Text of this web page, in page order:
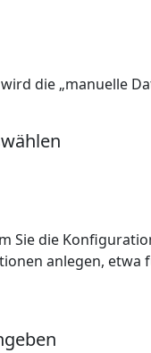
die „manuelle
Sie die
anlegen,